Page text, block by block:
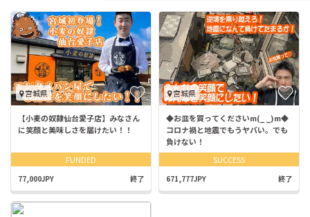
宮城県
【小麦の奴隷仙台愛子店】みなさん
に笑顔と美味しさを届けたい！！
FUNDED
77,000JPY 終了
宮城県
◆お皿を買ってくださいm(_ _)m◆
コロナ禍と地震でもうヤバい。でも
負けない！
SUCCESS
671,777JPY 終了